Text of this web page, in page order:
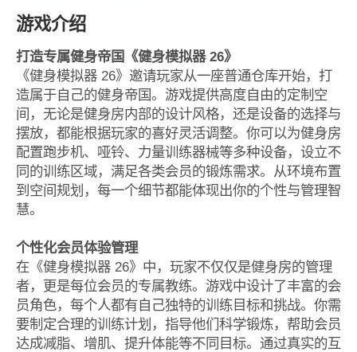
游戏介绍
打造专属健身帝国《健身模拟器 26》
《健身模拟器 26》邀请玩家从一座普通仓库开始，打
造属于自己的健身帝国。游戏提供高度自由的定制空
间，无论是健身房内部的设计风格，还是设备的选择与
摆放，都能根据玩家的喜好灵活调整。你可以为健身房
配置跑步机、哑铃、力量训练器械等多种设备，设立不
同的训练区域，满足各类会员的锻炼需求。从环境布置
到空间规划，每一个细节都能体现出你的个性与管理智
慧。
个性化会员体验管理
在《健身模拟器 26》中，玩家不仅仅是健身房的管理
者，更是每位会员的专属教练。游戏中设计了丰富的会
员角色，每个人都有自己独特的训练目标和挑战。你需
要制定合理的训练计划，指导他们科学锻炼，帮助会员
达成减脂、增肌、提升体能等不同目标。通过真实的互